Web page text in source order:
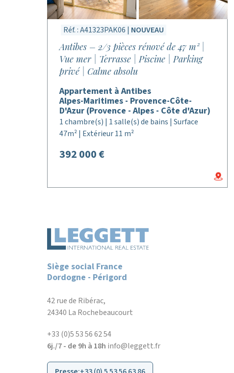
Réf. : A41323PAK06 | NOUVEAU
Antibes – 2/3 pièces rénové de 47 m² |
Vue mer | Terrasse | Piscine | Parking
privé | Calme absolu
Appartement à Antibes
Alpes-Maritimes - Provence-Côte-
D'Azur (Provence - Alpes - Côte d'Azur)
1 chambre(s) | 1 salle(s) de bains | Surface
47m² | Extérieur 11 m²
392 000 €
Siège social France
Dordogne - Périgord
42 rue de Ribérac,
24340 La Rochebeaucourt
+33 (0)5 53 56 62 54
6j./7 - de 9h à 18h info@leggett.fr